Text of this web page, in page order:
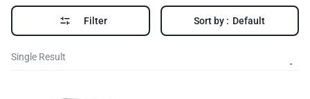
Filter Sort by : Default
Single Result